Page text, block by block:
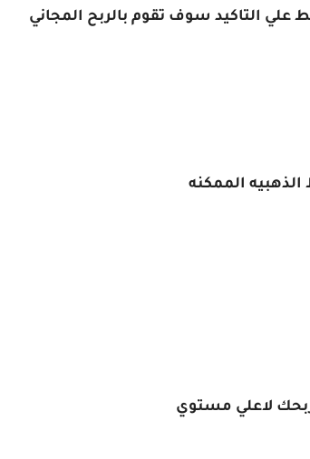
علي التاكيد سوف تقوم بالربح المجاني
الممكنه
ربحك لاعلي مستوي